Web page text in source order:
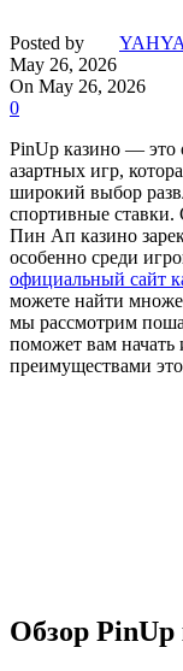
Posted by
May 26, 2026
On May 26, 2026
0
PinUp казино — это
азартных игр,
широкий выбор
спортивные ставки.
Пин Ап казино
особенно среди
официальный сайт
можете найти
мы рассмотрим
поможет вам начать
преимуществами
Обзор PinUp